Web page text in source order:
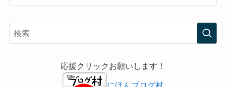
応援クリックお願いします！
にほんブログ村